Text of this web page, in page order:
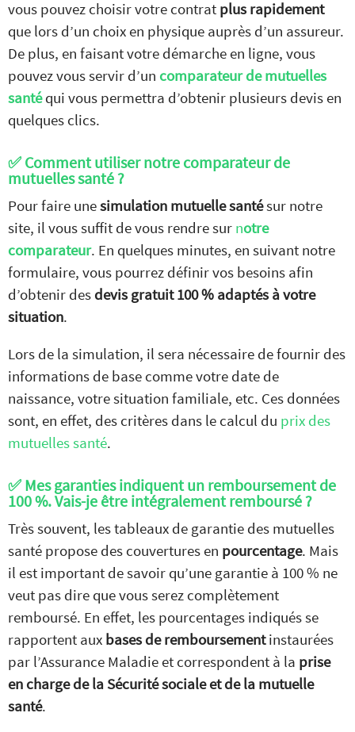
vous pouvez choisir votre contrat plus rapidement
que lors d’un choix en physique auprès d’un assureur.
De plus, en faisant votre démarche en ligne, vous
pouvez vous servir d’un comparateur de mutuelles
santéqui vous permettra d’obtenir plusieurs devis en
quelques clics.
✅ Comment utiliser notre comparateur de
mutuelles santé ?
Pour faire unesimulation mutuelle santésur notre
site, il vous suffit de vous rendre sur notre
comparateur. En quelques minutes, en suivant notre
formulaire, vous pourrez définir vos besoins afin
d’obtenir des devis gratuit 100 % adaptés à votre
situation.
Lors de la simulation, il sera nécessaire de fournir des
informations de base comme votre date de
naissance, votre situation familiale, etc. Ces données
sont, en effet, des critères dans le calcul du prix des
mutuelles santé.
✅ Mes garanties indiquent un remboursement de
100 %. Vais-je être intégralement remboursé ?
Très souvent, les tableaux de garantie des mutuelles
santé propose des couvertures en pourcentage. Mais
il est important de savoir qu’une garantie à 100 % ne
veut pas dire que vous serez complètement
remboursé. En effet, les pourcentages indiqués se
rapportent aux bases de remboursementinstaurées
par l’Assurance Maladie et correspondent à la prise
en charge de la Sécurité sociale et de la mutuelle
santé.